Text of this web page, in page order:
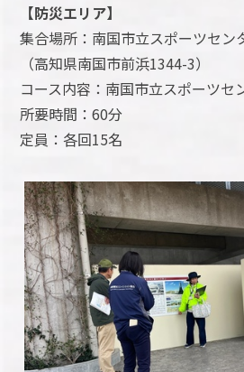
【防災エリア】
集合場所：南国市立スポーツセン
（高知県南国市前浜1344-3）
コース内容：南国市立スポーツセ
所要時間：60分
定員：各回15名